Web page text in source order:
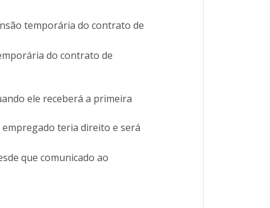
temporária do contrato de
do contrato de
ele receberá a primeira
teria direito e será
que comunicado ao